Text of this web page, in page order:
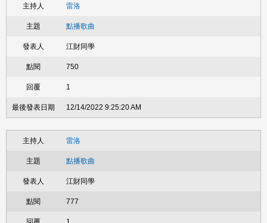
雷洛
點播歌曲
江財同學
750
1
12/14/2022 9:25:20 AM
雷洛
點播歌曲
江財同學
777